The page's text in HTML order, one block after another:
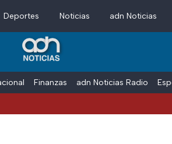
Deportes Noticias adn Noticias
Finanzas adn Noticias Radio